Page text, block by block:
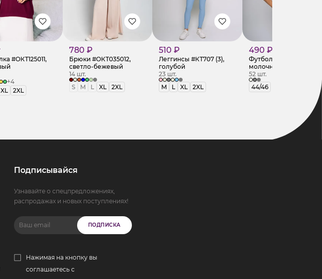
#ОКТ125011,
+4
XL 2XL
780 ₽
Брюки #ОКТ035012,
светло-бежевый
14 шт.
S
M L XL 2XL
510 ₽
Леггинсы #КТ707 (3),
голубой
23 шт.
M
L XL 2XL
490 ₽
Футболка #КТ2628,
молочный
52 шт.
44/46
Подписывайся
Узнавайте о спецпредложениях,
распродажах и новых поступлениях!
ПОДПИСКА
Нажимая на кнопку вы
соглашаетесь с